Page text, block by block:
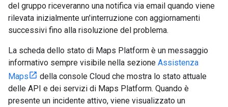
del gruppo riceveranno una notifica via email quando viene
rilevata inizialmente un'interruzione con aggiornamenti
successivi fino alla risoluzione del problema.
La scheda dello stato di Maps Platform è un messaggio
informativo sempre visibile nella sezione Assistenza
Maps
della console Cloud che mostra lo stato attuale
delle API e dei servizi di Maps Platform. Quando è
presente un incidente attivo, viene visualizzato un